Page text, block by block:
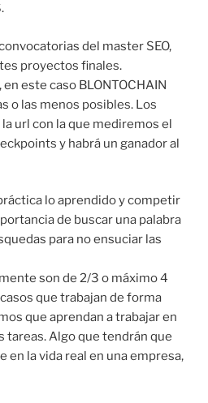
del master SEO,
proyectos finales.
este caso BLONTOCHAIN
o las menos posibles. Los
url con la que mediremos el
y habrá un ganador al
lo aprendido y competir
de buscar una palabra
para no ensuciar las
son de 2/3 o máximo 4
que trabajan de forma
que aprendan a trabajar en
tareas. Algo que tendrán que
en la vida real en una empresa,